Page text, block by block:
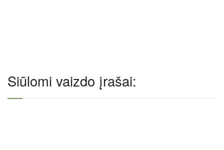
Siūlomi vaizdo įrašai: